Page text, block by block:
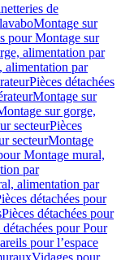
de
Montage sur
pour Montage sur
alimentation par
alimentation par
Pièces détachées
Montage sur
sur gorge,
secteurPièces
secteurMontage
Montage mural,
par
alimentation par
détachées pour
Pièces détachées pour
détachées pour Pour
pour l’espace
Vidages pour